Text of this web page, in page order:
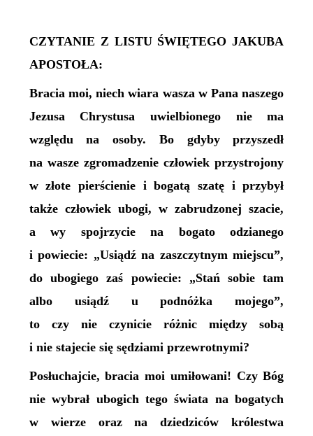
CZYTANIE Z LISTU ŚWIĘTEGO JAKUBA
APOSTOŁA:
Bracia moi, niech wiara wasza w Pana naszego
Jezusa Chrystusa uwielbionego nie ma
względu na osoby. Bo gdyby przyszedł
na wasze zgromadzenie człowiek przystrojony
w złote pierścienie i bogatą szatę i przybył
także człowiek ubogi, w zabrudzonej szacie,
a wy spojrzycie na bogato odzianego
i powiecie: „Usiądź na zaszczytnym miejscu”,
do ubogiego zaś powiecie: „Stań sobie tam
albo usiądź u podnóżka mojego”,
to czy nie czynicie różnic między sobą
i nie stajecie się sędziami przewrotnymi?
Posłuchajcie, bracia moi umiłowani! Czy Bóg
nie wybrał ubogich tego świata na bogatych
w wierze oraz na dziedziców królestwa